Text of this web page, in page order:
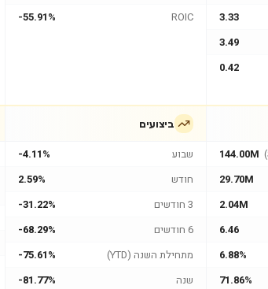
3.33
3.49
0.42
ROIC
-55.91%
144.00M
29.70M
2.04M
6.46
6.88%
71.86%
ביצועים
שבוע
-4.11%
חודש
2.59%
3 חודשים
-31.22%
6 חודשים
-68.29%
מתחילת השנה (YTD)
-75.61%
שנה
-81.77%